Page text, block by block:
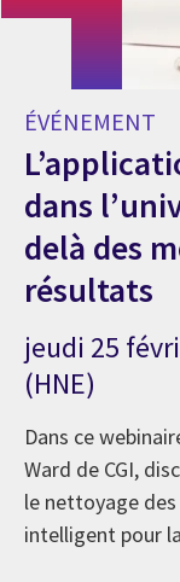
ÉVÉNEMENT
dans
delà des
résultats
jeudi 25
(HNE)
Dans ce
Ward de CGI,
le nettoyage
intelligent pour